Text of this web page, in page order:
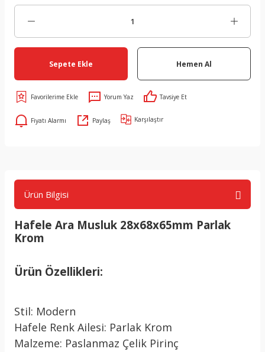
Sepete Ekle Hemen Al
Yorum Yaz Tavsiye Et
Fiyatı Alarmı Paylaş Karşılaştır
Ürün Bilgisi
Hafele Ara Musluk 28x68x65mm Parlak
Krom
Ürün Özellikleri:
Stil: Modern
Hafele Renk Ailesi: Parlak Krom
Malzeme: Paslanmaz Çelik Pirinç